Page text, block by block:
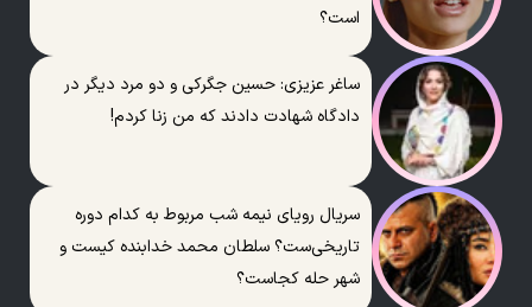
است؟
ساغر عزیزی: حسین جگرکی و دو مرد دیگر در
دادگاه شهادت دادند که من زنا کردم!
سریال رویای نیمه شب مربوط به کدام دوره
تاریخی‌ست؟ سلطان محمد خدابنده کیست و
شهر حله کجاست؟